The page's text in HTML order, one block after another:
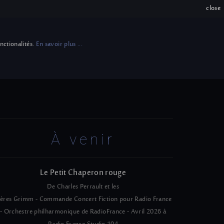
À venir
Le Petit Chaperon rouge
De Charles Perrault et les
Grimm - Commande Concert Fiction pour Radio France
- Orchestre philharmonique de RadioFrance - Avril 2026 à
close
En savoir plus ...